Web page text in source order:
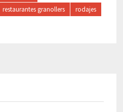
restaurantes granollers
rodajes